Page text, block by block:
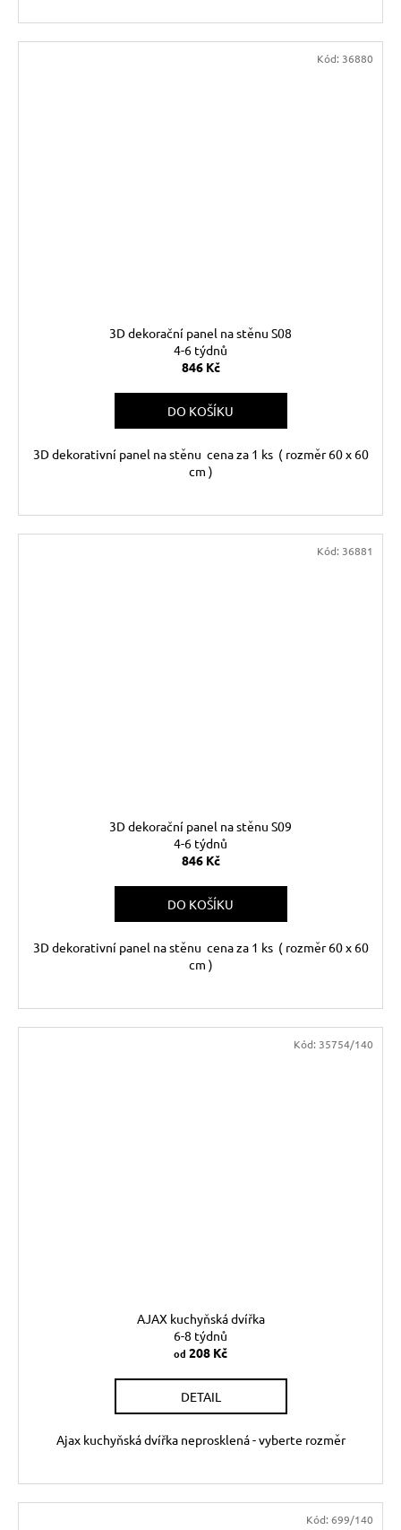
3D dekorační panel na stěnu S08
4-6 týdnů
846 Kč
DO KOŠÍKU
3D dekorativní panel na stěnu cena za 1 ks ( rozměr 60 x 60
cm )
Kód: 36880
3D dekorační panel na stěnu S09
4-6 týdnů
846 Kč
DO KOŠÍKU
3D dekorativní panel na stěnu cena za 1 ks ( rozměr 60 x 60
cm )
Kód: 36881
AJAX kuchyňská dvířka
6-8 týdnů
od 208 Kč
DETAIL
Ajax kuchyňská dvířka neprosklená - vyberte rozměr
Kód: 35754/140
Kód: 699/140